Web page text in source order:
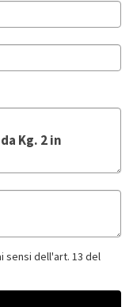
sensi dell'art. 13 del